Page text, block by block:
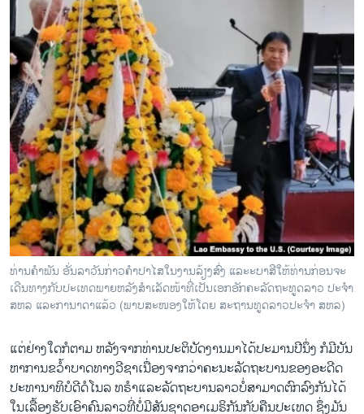
ທ່ານຄໍາພັນ ອັ່ນລາວັນກ່າວຄໍາປາໄສໃນງານລ້ຽງສົ່ງ ແລະະບາສີໃຫ້ທ່ານກ່ອນຈະ
ເດີນທາງກັບປະເທດພາຍຫລັງສໍາເລັດໜ້າທີ່ເປັນເອກອັກຄະລັດຖະທູດລາວ ປະຈໍາ
ສຫລ ແລະ​ກາ​ນາ​ດາ​ແລ້ວ (ພາບ​ສະ​ໜອງ​ໃຫ້​ໂດຍ ສະ​ຖານ​ທູດ​ລາວ​ປະ​ຈຳ ສ​ຫລ)
ແຕ່​ຢ່າງ​ໃດ​ກໍ​ຕາມ ຫລັງ​ຈາກທ່ານປະ​ຕິ​ບັດ​ງານ​ມາ​ໄດ້​ປະ​ມານ​ປີ​ນຶ່ງ ກໍ​ມີ​ບັນ​
ຫາ​ການ​ຂວ້ຳ​ບາດ​ທາງ​ວີ​ຊາ​ເນື່ອງ​ຈາກວ່າ​ຄະ​ນະລັດ​ຖະ​ບານ​ຂອງອະ​ດີດ
ປະ​ທາ​ນາ​ທິ​ບໍ​ດີ​ດໍ​ໂນ​ລ ທ​ຣຳ​ແລະ​ລັດ​ຖະ​ບານ​ລາວບໍ່ສາ​ມາດ​ຕົກ​ລົງ​ກັນ​ໄດ້​
ໃນ​ເລື້ອງຮັບ​ເອົາ​ຄົນ​ລາວ​ທີ່ບໍ່​ມີ​ສັນ​ຊາດ​ອາ​ເມ​ຣິ​ກັນ​ກັບ​ຄືນ​ປະ​ເທດ ຊຶ່ງມັນ​